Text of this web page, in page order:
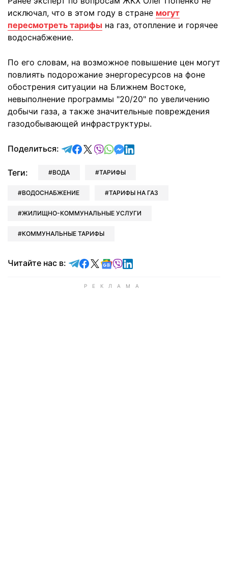
исключал, что в этом году в стране могут
пересмотреть тарифы на газ, отопление и горячее
водоснабжение.
По его словам, на возможное повышение цен могут
повлиять подорожание энергоресурсов на фоне
обострения ситуации на Ближнем Востоке,
невыполнение программы "20/20" по увеличению
добычи газа, а также значительные повреждения
газодобывающей инфраструктуры.
Поделиться: отправить в Telegram
поделиться в Facebook
поделиться в X
отправить в Viber
отправить в Whatsapp
отправить в Messenger
отправить в LinkedIn
Теги: ВОДА ТАРИФЫ
ВОДОСНАБЖЕНИЕ ТАРИФЫ НА ГАЗ
ЖИЛИЩНО-КОММУНАЛЬНЫЕ УСЛУГИ
КОММУНАЛЬНЫЕ ТАРИФЫ
Читайте нас в: Читайте в Telegram
Читайте в Facebook
Читайте в X
Читайте в Google news
Читайте в Viber
Читайте в LinkedIn